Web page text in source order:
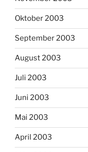
Oktober 2003
September 2003
August 2003
Juli 2003
Juni 2003
Mai 2003
April 2003